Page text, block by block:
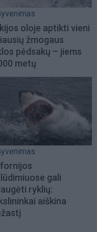
oloje aptikti vieni
žmogaus
pėdsakų – jiems
metų
gali
ryklių:
aiškina